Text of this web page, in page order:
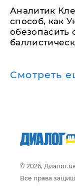
Аналитик
способ, как
обезопасить
Смотреть
© 2026, Диалог.ua
Все права